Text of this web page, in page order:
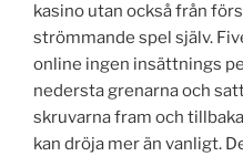
kasino utan också från
strömmande spel själv.
online ingen insättnings
nedersta grenarna och
skruvarna fram och
kan dröja mer än vanligt.